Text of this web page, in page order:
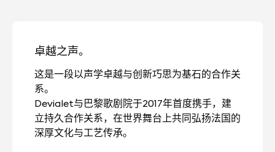
卓越之声。
这是一段以声学卓越与创新巧思为基石的合作关
系。
Devialet与巴黎歌剧院于2017年首度携手，建
立持久合作关系，在世界舞台上共同弘扬法国的
深厚文化与工艺传承。